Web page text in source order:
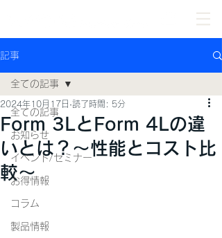
記事
全ての記事
お知らせ
イベント/セミナー
お得情報
コラム
製品情報
全ての記事
Form 3LとForm 4Lの違
いとは？〜性能とコスト比
較〜
2024年10月17日 読了時間: 5分